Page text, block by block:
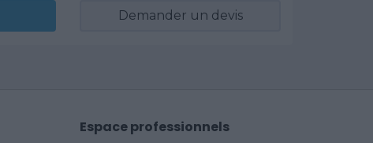
Demander un devis
Espace professionnels